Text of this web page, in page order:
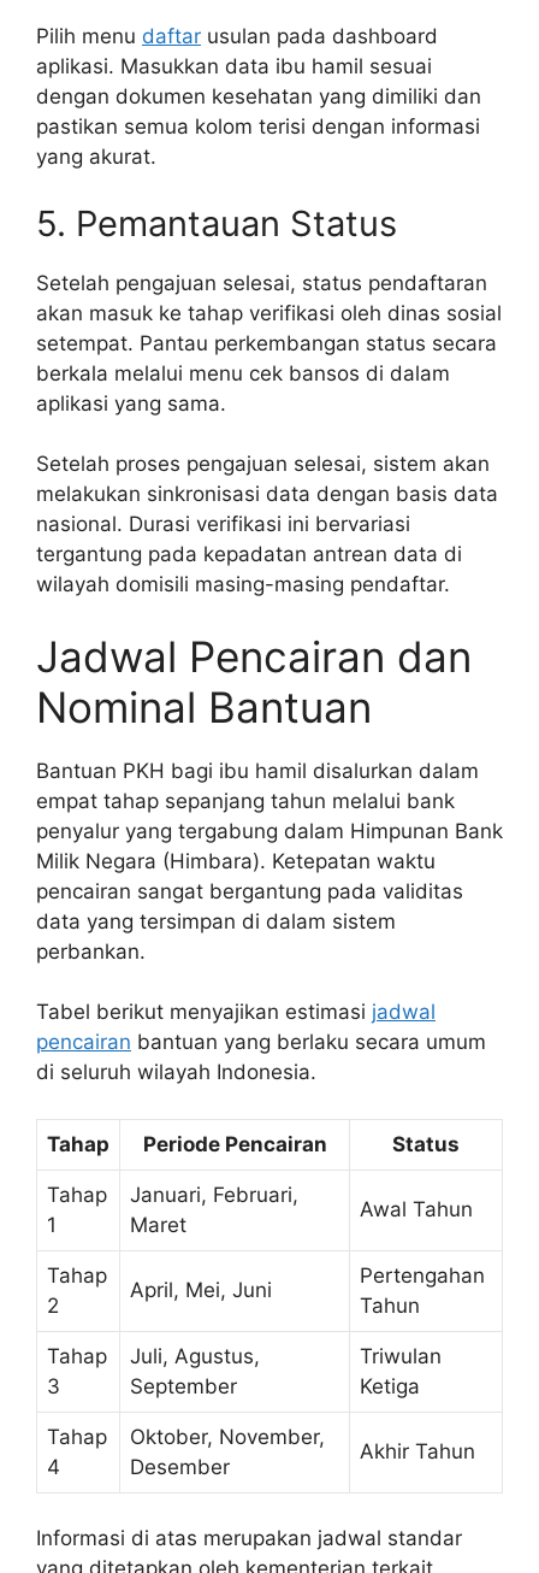
Pilih menu daftar usulan pada dashboard
aplikasi. Masukkan data ibu hamil sesuai
dengan dokumen kesehatan yang dimiliki dan
pastikan semua kolom terisi dengan informasi
yang akurat.
5. Pemantauan Status
Setelah pengajuan selesai, status pendaftaran
akan masuk ke tahap verifikasi oleh dinas sosial
setempat. Pantau perkembangan status secara
berkala melalui menu cek bansos di dalam
aplikasi yang sama.
Setelah proses pengajuan selesai, sistem akan
melakukan sinkronisasi data dengan basis data
nasional. Durasi verifikasi ini bervariasi
tergantung pada kepadatan antrean data di
wilayah domisili masing-masing pendaftar.
Jadwal Pencairan dan
Nominal Bantuan
Bantuan PKH bagi ibu hamil disalurkan dalam
empat tahap sepanjang tahun melalui bank
penyalur yang tergabung dalam Himpunan Bank
Milik Negara (Himbara). Ketepatan waktu
pencairan sangat bergantung pada validitas
data yang tersimpan di dalam sistem
perbankan.
Tabel berikut menyajikan estimasi jadwal
pencairan bantuan yang berlaku secara umum
di seluruh wilayah Indonesia.
Tahap Periode Pencairan Status
Tahap
1
Januari, Februari,
Maret
Awal Tahun
Tahap
2
April, Mei, Juni
Pertengahan
Tahun
Tahap
3
Juli, Agustus,
September
Triwulan
Ketiga
Tahap
4
Oktober, November,
Desember
Akhir Tahun
Informasi di atas merupakan jadwal standar